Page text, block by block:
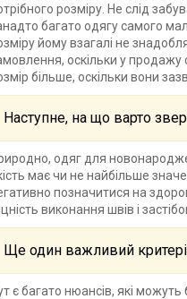
розміру. Не слід
багато одягу самого
йому взагалі не
оскільки у
більше, оскільки вони
Наступне, на що варто
одяг для
має чи не найбільше
позначитися на
виконання швів і
Ще один важливий
є багато нюансів, які